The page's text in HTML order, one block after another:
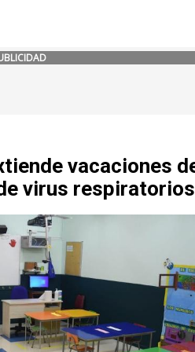
vacaciones
virus respiratorios